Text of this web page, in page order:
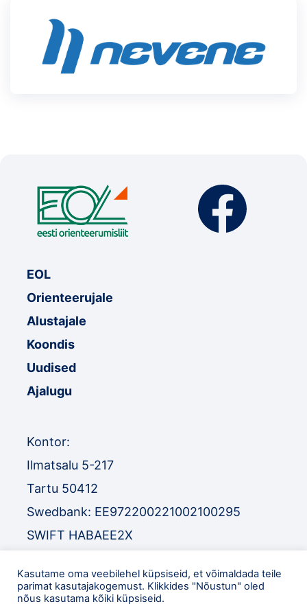
EOL
Orienteerujale
Alustajale
Koondis
Uudised
Ajalugu
Kontor:
Ilmatsalu 5-217
Tartu 50412
Swedbank: EE972200221002100295
SWIFT HABAEE2X
SWIFT EEUHEE2X
TEL:+372 52 32 977
Kasutame oma veebilehel küpsiseid, et võimaldada teile
parimat kasutajakogemust. Klikkides "Nõustun" oled
nõus kasutama kõiki küpsiseid.